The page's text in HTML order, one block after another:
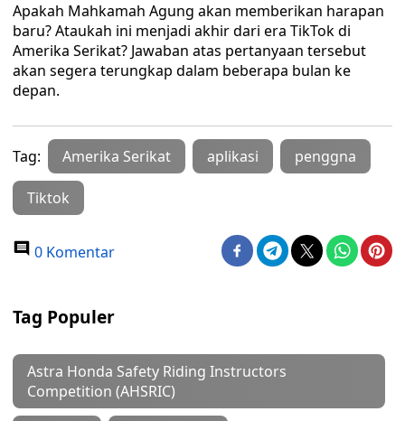
Apakah Mahkamah Agung akan memberikan harapan
baru? Ataukah ini menjadi akhir dari era TikTok di
Amerika Serikat? Jawaban atas pertanyaan tersebut
akan segera terungkap dalam beberapa bulan ke
depan.
Tag: Amerika Serikat aplikasi penggna
Tiktok
0 Komentar
Tag Populer
Astra Honda Safety Riding Instructors
Competition (AHSRIC)